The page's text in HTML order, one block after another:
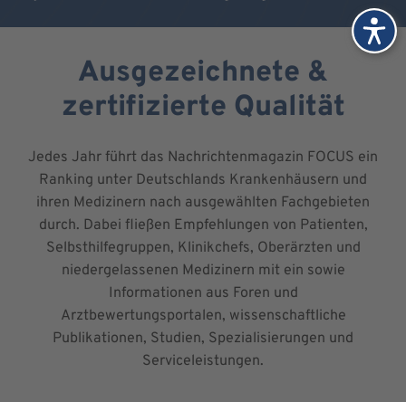
Ausgezeichnete &
zertifizierte Qualität
Jedes Jahr führt das Nachrichtenmagazin FOCUS ein
Ranking unter Deutschlands Krankenhäusern und
ihren Medizinern nach ausgewählten Fachgebieten
durch. Dabei fließen Empfehlungen von Patienten,
Selbsthilfegruppen, Klinikchefs, Oberärzten und
niedergelassenen Medizinern mit ein sowie
Informationen aus Foren und
Arztbewertungsportalen, wissenschaftliche
Publikationen, Studien, Spezialisierungen und
Serviceleistungen.